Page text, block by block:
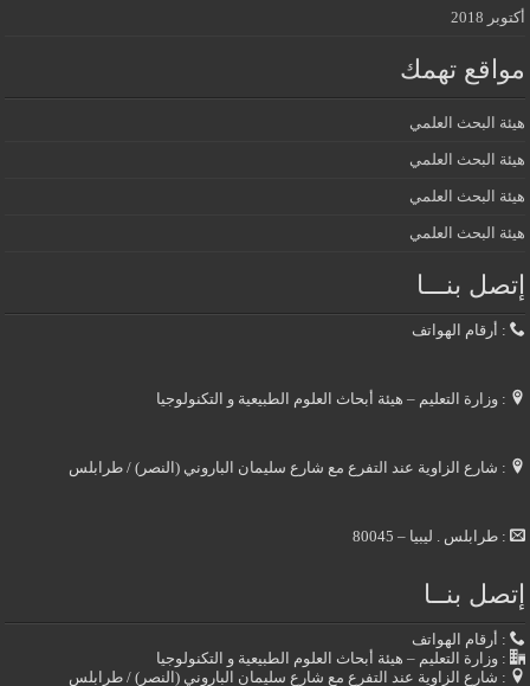
أكتوبر 2018
مواقع تهمك
هيئة البحث العلمي
هيئة البحث العلمي
هيئة البحث العلمي
هيئة البحث العلمي
إتصل بنـــا
: أرقام الهواتف
: وزارة التعليم – هيئة أبحاث العلوم الطبيعية و التكنولوجيا
: شارع الزاوية عند التفرع مع شارع سليمان الباروني (النصر) / طرابلس
: طرابلس . ليبيا – 80045
إتصل بنــا
: أرقام الهواتف
: وزارة التعليم – هيئة أبحاث العلوم الطبيعية و التكنولوجيا
: شارع الزاوية عند التفرع مع شارع سليمان الباروني (النصر) / طرابلس